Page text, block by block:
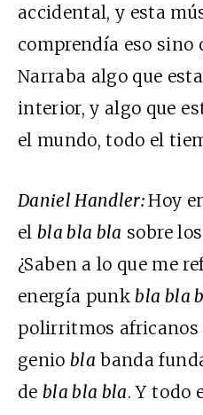
accidental, y esta
comprendía eso sino
Narraba algo que
interior, y algo que
el mundo, todo el
Daniel Handler:Hoy
elbla bla bla sobre
¿Saben a lo que me
energía punkbla bla
polirritmos africanos
geniobla banda
debla bla bla. Y todo